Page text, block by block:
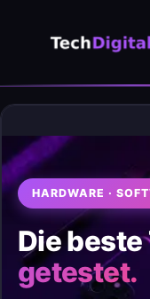
HARDWARE ·
Die
getestet.